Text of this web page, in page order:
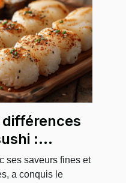
:
ses saveurs fines et
a conquis le